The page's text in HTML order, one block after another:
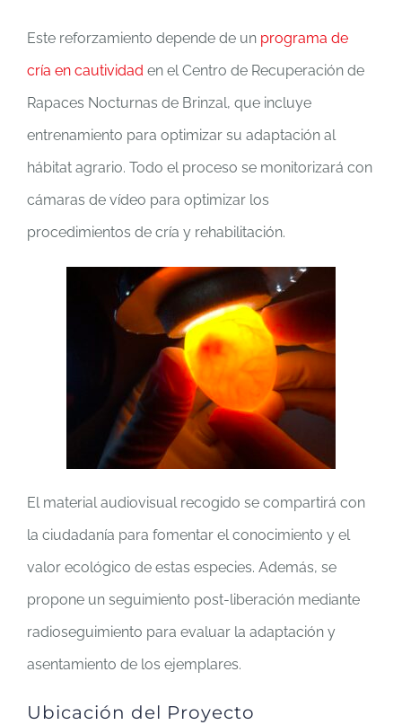
Este reforzamiento depende de un programa de
cría en cautividad en el Centro de Recuperación de
Rapaces Nocturnas de Brinzal, que incluye
entrenamiento para optimizar su adaptación al
hábitat agrario. Todo el proceso se monitorizará con
cámaras de vídeo para optimizar los
procedimientos de cría y rehabilitación.
El material audiovisual recogido se compartirá con
la ciudadanía para fomentar el conocimiento y el
valor ecológico de estas especies. Además, se
propone un seguimiento post-liberación mediante
radioseguimiento para evaluar la adaptación y
asentamiento de los ejemplares.
Ubicación del Proyecto